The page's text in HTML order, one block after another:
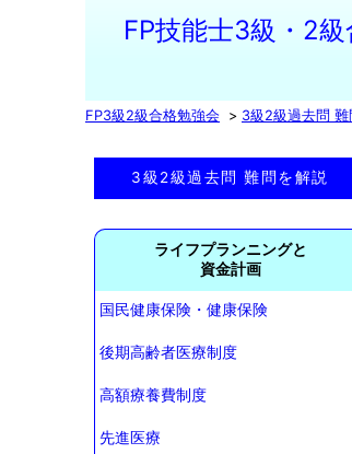
FP技能士3級・2
FP3級2級合格勉強会 3級2級過去問 難
3級2級過去問 難問を解説
ライフプランニングと
資金計画
国民健康保険・健康保険
後期高齢者医療制度
高額療養費制度
先進医療